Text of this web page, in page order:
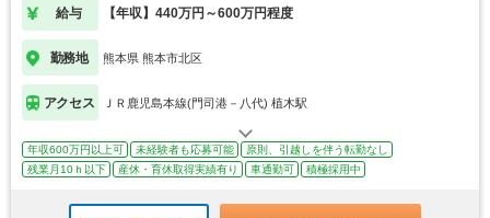
給与 【年収】440万円～600万円程度
勤務地 熊本県 熊本市北区
アクセス ＪＲ鹿児島本線(門司港－八代) 植木駅
年収600万円以上可 未経験者も応募可能
原則、引越しを伴う転勤なし
残業月10ｈ以下
産休・育休取得実績有り 車通勤可 積極採用中